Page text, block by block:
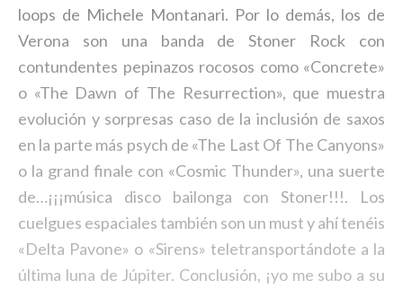
loops de Michele Montanari. Por lo demás, los de
Verona son una banda de Stoner Rock con
contundentes pepinazos rocosos como «Concrete»
o «The Dawn of The Resurrection», que muestra
evolución y sorpresas caso de la inclusión de saxos
en la parte más psych de «The Last Of The Canyons»
o la grand finale con «Cosmic Thunder», una suerte
de…¡¡¡música disco bailonga con Stoner!!!. Los
cuelgues espaciales también son un must y ahí tenéis
«Delta Pavone» o «Sirens» teletransportándote a la
última luna de Júpiter. Conclusión, ¡yo me subo a su